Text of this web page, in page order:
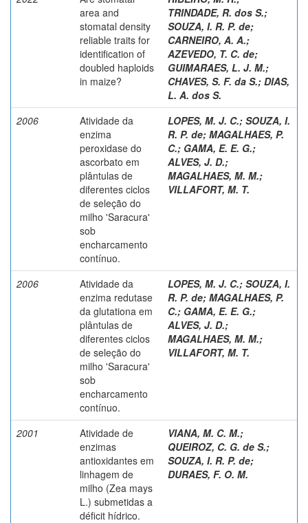
area and
stomatal density
reliable traits for
identification of
doubled haploids
in maize?
TRINDADE, R. dos S.;
SOUZA, I. R. P. de;
CARNEIRO, A. A.;
AZEVEDO, T. C. de;
GUIMARAES, L. J. M.;
CHAVES, S. F. da S.; DIAS,
L. A. dos S.
2006
Atividade da
enzima
peroxidase do
ascorbato em
plântulas de
diferentes ciclos
de seleção do
milho 'Saracura'
sob
encharcamento
contínuo.
LOPES, M. J. C.; SOUZA, I.
R. P. de; MAGALHAES, P.
C.; GAMA, E. E. G.;
ALVES, J. D.;
MAGALHAES, M. M.;
VILLAFORT, M. T.
2006
Atividade da
enzima redutase
da glutationa em
plântulas de
diferentes ciclos
de seleção do
milho 'Saracura'
sob
encharcamento
contínuo.
LOPES, M. J. C.; SOUZA, I.
R. P. de; MAGALHAES, P.
C.; GAMA, E. E. G.;
ALVES, J. D.;
MAGALHAES, M. M.;
VILLAFORT, M. T.
2001
Atividade de
enzimas
antioxidantes em
linhagem de
milho (Zea mays
L.) submetidas a
déficit hídrico.
VIANA, M. C. M.;
QUEIROZ, C. G. de S.;
SOUZA, I. R. P. de;
DURAES, F. O. M.